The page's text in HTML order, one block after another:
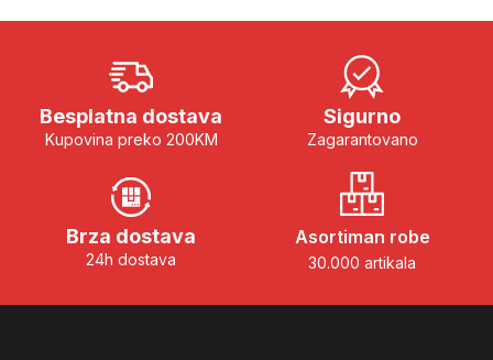
Besplatna dostava
Kupovina preko 200KM
Sigurno
Zagarantovano
Brza dostava
24h dostava
Asortiman robe
30.000 artikala